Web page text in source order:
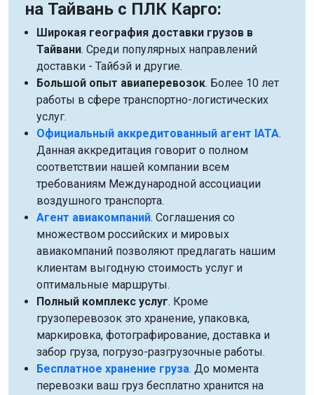
на Тайвань с ПЛК Карго:
Широкая география доставки грузов в
Тайвани. Среди популярных направлений
доставки - Тайбэй и другие.
Большой опыт авиаперевозок. Более 10 лет
работы в сфере транспортно-логистических
услуг.
Официальный аккредитованный агент IATA.
Данная аккредитация говорит о полном
соответствии нашей компании всем
требованиям Международной ассоциации
воздушного транспорта.
Агент авиакомпаний. Соглашения со
множеством российских и мировых
авиакомпаний позволяют предлагать нашим
клиентам выгодную стоимость услуг и
оптимальные маршруты.
Полный комплекс услуг. Кроме
грузоперевозок это хранение, упаковка,
маркировка, фотографирование, доставка и
забор груза, погрузо-разгрузочные работы.
Бесплатное хранение груза. До момента
перевозки ваш груз бесплатно хранится на